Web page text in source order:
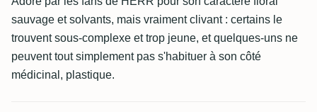
sauvage et solvants, mais vraiment clivant : certains le
trouvent sous-complexe et trop jeune, et quelques-uns ne
peuvent tout simplement pas s'habituer à son côté
médicinal, plastique.